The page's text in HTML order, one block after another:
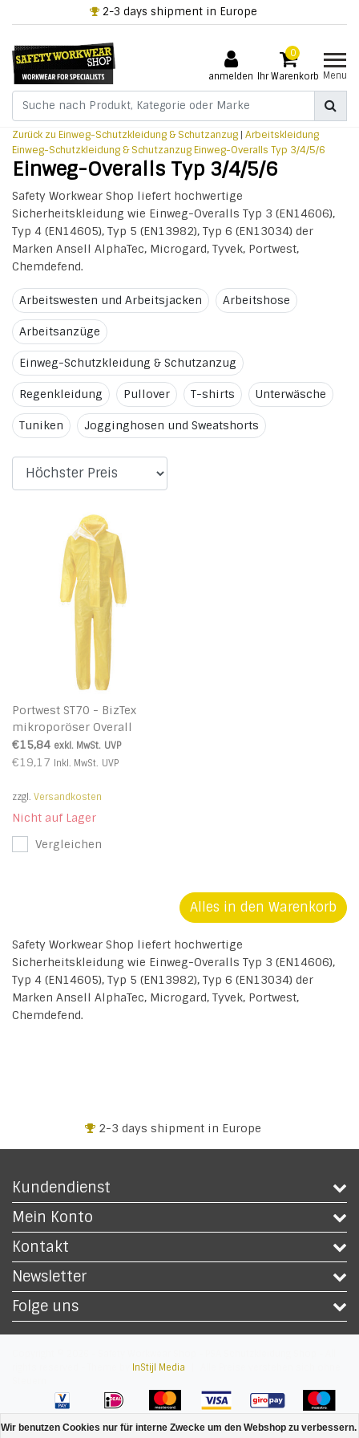
2-3 days shipment in Europe
anmelden
0
Ihr Warenkorb Menu
Zurück zu Einweg-Schutzkleidung & Schutzanzug | Arbeitskleidung
Einweg-Schutzkleidung & SchutzanzugEinweg-Overalls Typ 3/4/5/6
Einweg-Overalls Typ 3/4/5/6
Safety Workwear Shop liefert hochwertige
Sicherheitskleidung wie Einweg-Overalls Typ 3 (EN14606),
Typ 4 (EN14605), Typ 5 (EN13982), Typ 6 (EN13034) der
Marken Ansell AlphaTec, Microgard, Tyvek, Portwest,
Chemdefend.
Arbeitswesten und Arbeitsjacken Arbeitshose
Arbeitsanzüge
Einweg-Schutzkleidung & Schutzanzug
Regenkleidung Pullover T-shirts Unterwäsche
Tuniken Jogginghosen und Sweatshorts
Portwest ST70 - BizTex
mikroporöser Overall
3/4/5/6 - Yellow - R
€15,84 exkl. MwSt. UVP
€19,17 Inkl. MwSt. UVP
zzgl. Versandkosten
Nicht auf Lager
Vergleichen
Alles in den Warenkorb
Safety Workwear Shop liefert hochwertige
Sicherheitskleidung wie Einweg-Overalls Typ 3 (EN14606),
Typ 4 (EN14605), Typ 5 (EN13982), Typ 6 (EN13034) der
Marken Ansell AlphaTec, Microgard, Tyvek, Portwest,
Chemdefend.
2-3 days shipment in Europe
Kundendienst
Mein Konto
Kontakt
Newsletter
Folge uns
InStijl Media
Wir benutzen Cookies nur für interne Zwecke um den Webshop zu